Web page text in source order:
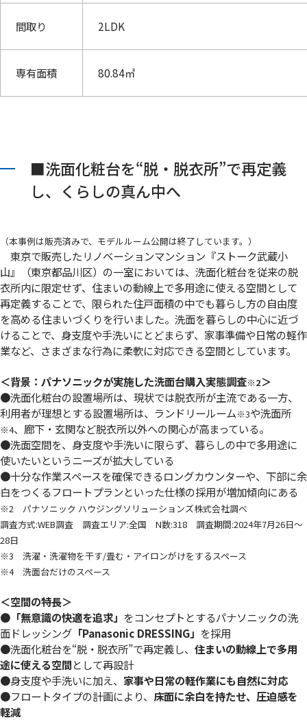
間取り 2LDK
専有面積 80.84㎡
■洗面化粧台を“脱・脱衣所”で再定義
し、くらしの真ん中へ
（本事例は販売済みで、モデルルーム公開は終了しています。）
東京で販売したリノベーションマンション『ストーク武蔵小
山』（東京都品川区）の一室においては、洗面化粧台を従来の脱
衣所内に限定せず、住まいの動線上で多用途に使える空間として
再定義することで、限られた住戸面積の中でも暮らし方の自由度
を高める住まいづくりを行いました。洗面を暮らしの中心に近づ
けることで、身支度や手洗いにとどまらず、家事準備や日常の軽作
業など、さまざまな行為に柔軟に対応できる空間としています。
＜背景：パナソニックが実施した洗面台購入実態調査※2＞
●洗面化粧台の設置場所は、現状では脱衣所が主流である一方、
利用者が理想とする設置場所は、ランドリールーム※3や洗面所
※4、廊下・玄関など脱衣所以外への関心が高まっている。
●洗面空間を、身支度や手洗いに限らず、暮らしの中で多用途に
使いたいというニーズが拡大している
●十分な作業スペースを確保できるロングカウンターや、下部に余
白をつくるフロートプランといった仕様の採用が増加傾向にある
※2 パナソニック ハウジングソリューションズ株式会社調べ
調査方式:WEB調査 調査エリア:全国 N数:318 調査期間:2024年7月26日～
28日
※3 洗濯・洗濯物を干す/畳む・アイロンがけをするスペース
※4 洗面台だけのスペース
＜空間の特長＞
● 「無意識の快適を追求」 をコンセプトとするパナソニックの洗
面ドレッシング 「Panasonic DRESSING」 を採用
●洗面化粧台を“脱・脱衣所”で再定義し、 住まいの動線上で多用
途に使える空間として再設計
●身支度や手洗いに加え、 家事や日常の軽作業にも自然に対応
●フロートタイプの計画により、 床面に余白を持たせ、圧迫感を
軽減